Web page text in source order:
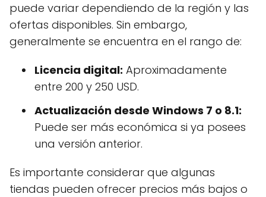
puede variar dependiendo de la región y las
ofertas disponibles. Sin embargo,
generalmente se encuentra en el rango de:
Licencia digital: Aproximadamente
entre 200 y 250 USD.
Actualización desde Windows 7 o 8.1:
Puede ser más económica si ya posees
una versión anterior.
Es importante considerar que algunas
tiendas pueden ofrecer precios más bajos o